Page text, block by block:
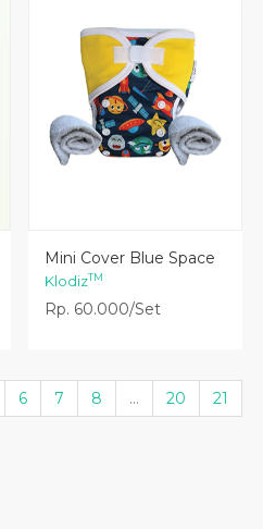
Lihat Detail
Mini Cover Blue Space
KlodizTM
Rp. 60.000/Set
6 7 8 ... 20
21